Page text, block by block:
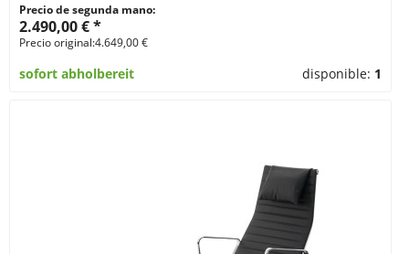
Precio de segunda mano:
2.490,00 € *
Precio original:4.649,00 €
sofort abholbereit disponible: 1